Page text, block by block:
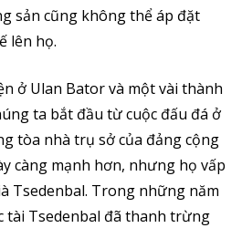
sản cũng không thể áp đặt
lên họ.
ở Ulan Bator và một vài thành
ta bắt đầu từ cuộc đấu đá ở
tòa nhà trụ sở của đảng cộng
càng mạnh hơn, nhưng họ vấp
Tsedenbal. Trong những năm
tài Tsedenbal đã thanh trừng